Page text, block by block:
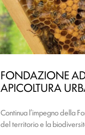
FONDAZIONE
APICOLTURA
Continua l’impegno della
del territorio e la